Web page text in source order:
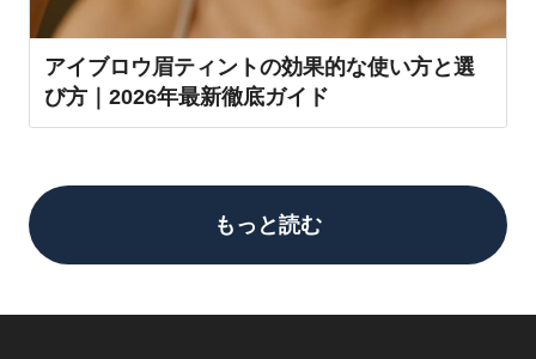
アイブロウ眉ティントの効果的な使い方と選
び方｜2026年最新徹底ガイド
もっと読む